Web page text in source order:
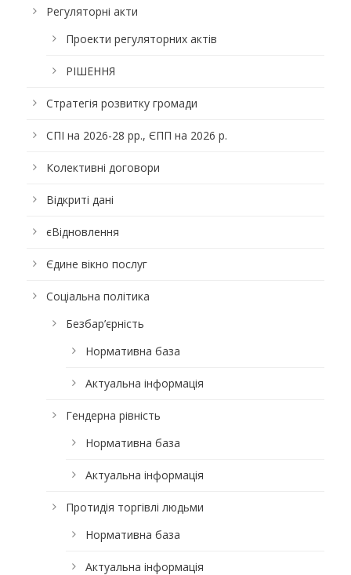
Регуляторні акти
Проекти регуляторних актів
РІШЕННЯ
Стратегія розвитку громади
СПІ на 2026-28 рр., ЄПП на 2026 р.
Колективні договори
Відкриті дані
єВідновлення
Єдине вікно послуг
Соціальна політика
Безбар’єрність
Нормативна база
Актуальна інформація
Гендерна рівність
Нормативна база
Актуальна інформація
Протидія торгівлі людьми
Нормативна база
Актуальна інформація